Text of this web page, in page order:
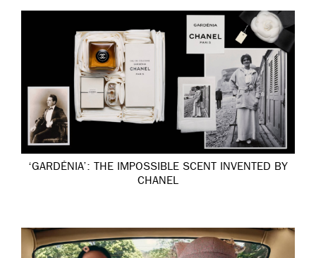
‘GARDÉNIA’: THE IMPOSSIBLE SCENT INVENTED BY
CHANEL